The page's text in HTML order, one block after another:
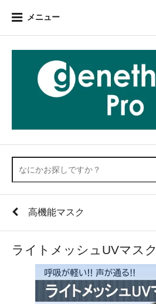
メニュー
高機能マスク
ライトメッシュUVマスク